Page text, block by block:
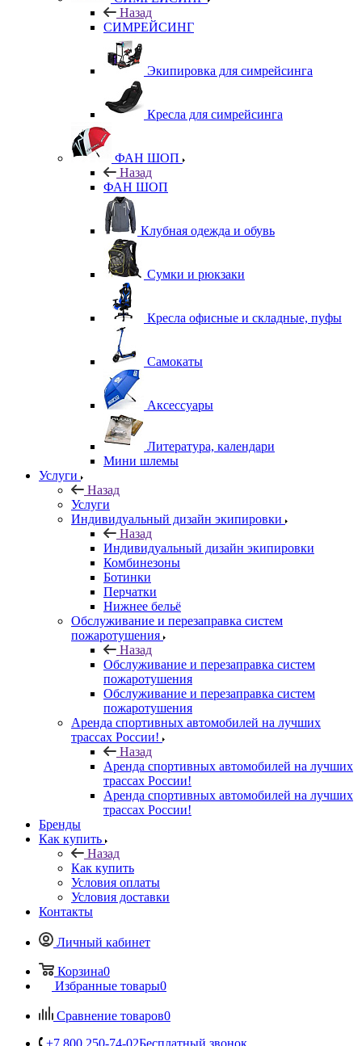
Назад
СИМРЕЙСИНГ
Экипировка для симрейсинга
Кресла для симрейсинга
ФАН ШОП
Назад
ФАН ШОП
Клубная одежда и обувь
Сумки и рюкзаки
Кресла офисные и складные, пуфы
Самокаты
Аксессуары
Литература, календари
Мини шлемы
Услуги
Назад
Услуги
Индивидуальный дизайн экипировки
Назад
Индивидуальный дизайн экипировки
Комбинезоны
Ботинки
Перчатки
Нижнее бельё
Обслуживание и перезаправка систем
пожаротушения
Назад
Обслуживание и перезаправка систем
пожаротушения
Обслуживание и перезаправка систем
пожаротушения
Аренда спортивных автомобилей на лучших
трассах России!
Назад
Аренда спортивных автомобилей на лучших
трассах России!
Аренда спортивных автомобилей на лучших
трассах России!
Бренды
Как купить
Назад
Как купить
Условия оплаты
Условия доставки
Контакты
Личный кабинет
Корзина0
Избранные товары0
Сравнение товаров0
+7 800 250-74-02Бесплатный звонок